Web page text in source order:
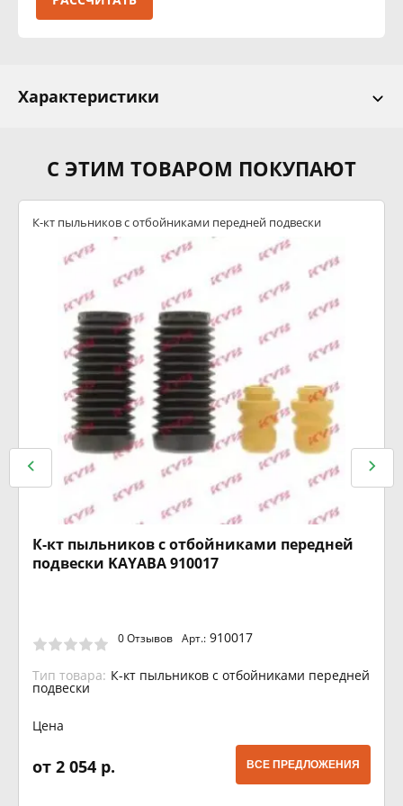
Характеристики
С ЭТИМ ТОВАРОМ ПОКУПАЮТ
К-кт пыльников с отбойниками передней подвески
К-кт пыльников с отбойниками передней
подвески KAYABA 910017
0 Отзывов Арт.: 910017
Тип товара: К-кт пыльников с отбойниками передней
подвески
Цена
от 2 054 р. ВСЕ ПРЕДЛОЖЕНИЯ